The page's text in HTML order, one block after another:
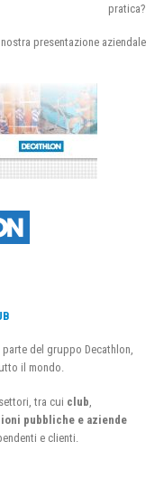
pratica?
presentazione aziendale
del gruppo Decathlon,
il mondo.
tra cui club
pubbliche e aziende
e clienti.